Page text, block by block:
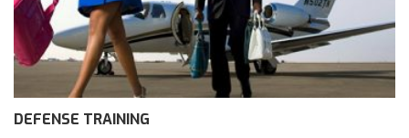
DEFENSE TRAINING